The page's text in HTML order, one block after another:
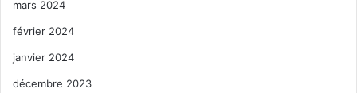
mars 2024
février 2024
janvier 2024
décembre 2023